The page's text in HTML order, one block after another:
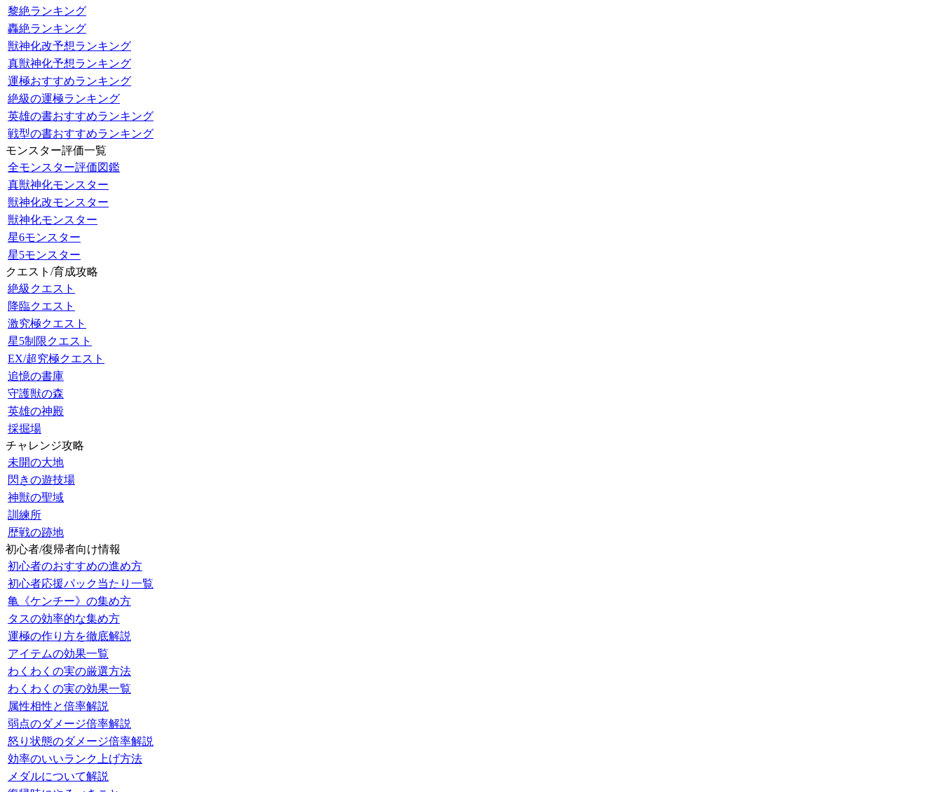
黎絶ランキング
轟絶ランキング
獣神化改予想ランキング
真獣神化予想ランキング
運極おすすめランキング
絶級の運極ランキング
英雄の書おすすめランキング
戦型の書おすすめランキング
モンスター評価一覧
全モンスター評価図鑑
真獣神化モンスター
獣神化改モンスター
獣神化モンスター
星6モンスター
星5モンスター
クエスト/育成攻略
絶級クエスト
降臨クエスト
激究極クエスト
星5制限クエスト
EX/超究極クエスト
追憶の書庫
守護獣の森
英雄の神殿
採掘場
チャレンジ攻略
未開の大地
閃きの遊技場
神獣の聖域
訓練所
歴戦の跡地
初心者/復帰者向け情報
初心者のおすすめの進め方
初心者応援パック当たり一覧
亀《ケンチー》の集め方
タスの効率的な集め方
運極の作り方を徹底解説
アイテムの効果一覧
わくわくの実の厳選方法
わくわくの実の効果一覧
属性相性と倍率解説
弱点のダメージ倍率解説
怒り状態のダメージ倍率解説
効率のいいランク上げ方法
メダルについて解説